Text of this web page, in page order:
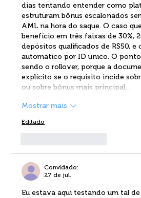
dias tentando entender como
estruturam bônus escalonados
AML na hora do saque. O caso
benefício em três faixas de 30%,
depósitos qualificados de R$50, e
automático por ID único. O
sendo o rollover, porque a
explícito se o requisito incide
ou sobre bônus mais principal,…
Mostrar mais
Editado
Convidado:
27 de jul.
Eu estava aqui testando um tal de